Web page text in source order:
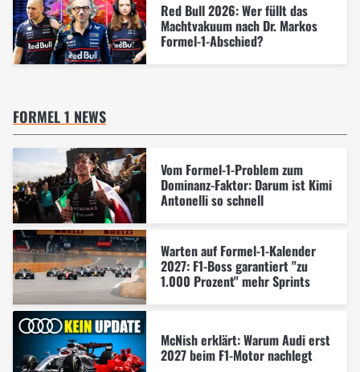
Red Bull 2026: Wer füllt das
Machtvakuum nach Dr. Markos
Formel-1-Abschied?
FORMEL 1 NEWS
Vom Formel-1-Problem zum
Dominanz-Faktor: Darum ist Kimi
Antonelli so schnell
Warten auf Formel-1-Kalender
2027: F1-Boss garantiert "zu
1.000 Prozent" mehr Sprints
McNish erklärt: Warum Audi erst
2027 beim F1-Motor nachlegt